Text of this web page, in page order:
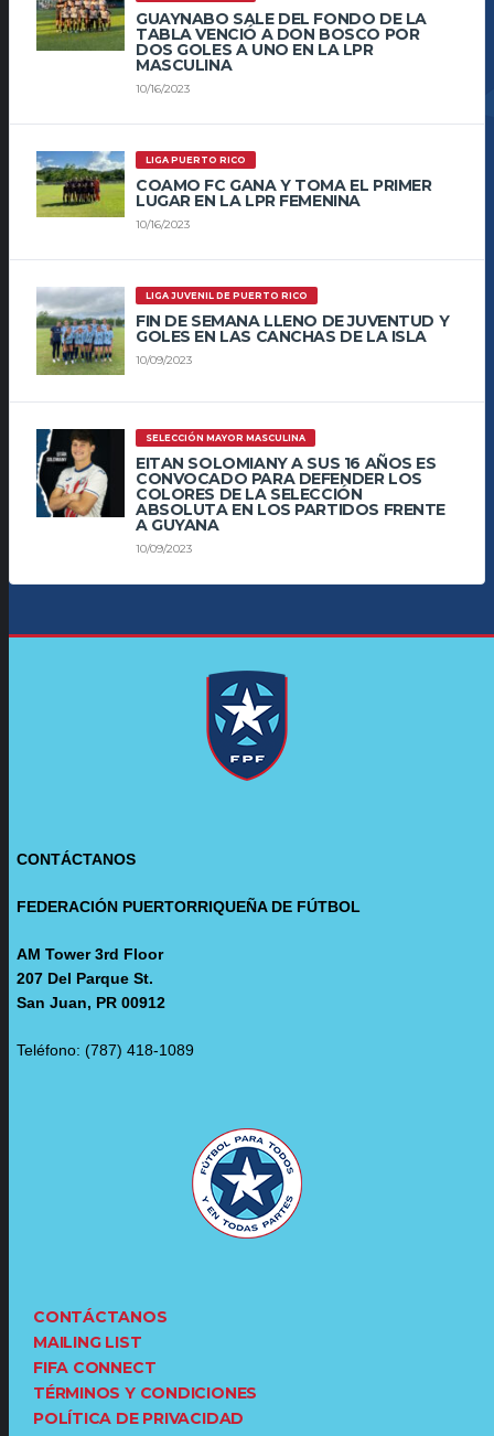
GUAYNABO SALE DEL FONDO DE LA
TABLA VENCIÓ A DON BOSCO POR
DOS GOLES A UNO EN LA LPR
MASCULINA
10/16/2023
LIGA PUERTO RICO
COAMO FC GANA Y TOMA EL PRIMER
LUGAR EN LA LPR FEMENINA
10/16/2023
LIGA JUVENIL DE PUERTO RICO
FIN DE SEMANA LLENO DE JUVENTUD Y
GOLES EN LAS CANCHAS DE LA ISLA
10/09/2023
SELECCIÓN MAYOR MASCULINA
EITAN SOLOMIANY A SUS 16 AÑOS ES
CONVOCADO PARA DEFENDER LOS
COLORES DE LA SELECCIÓN
ABSOLUTA EN LOS PARTIDOS FRENTE
A GUYANA
10/09/2023
CONTÁCTANOS
FEDERACIÓN PUERTORRIQUEÑA DE FÚTBOL
AM Tower 3rd Floor
207 Del Parque St.
San Juan, PR 00912
Teléfono: (787) 418-1089
CONTÁCTANOS
MAILING LIST
FIFA CONNECT
TÉRMINOS Y CONDICIONES
POLÍTICA DE PRIVACIDAD